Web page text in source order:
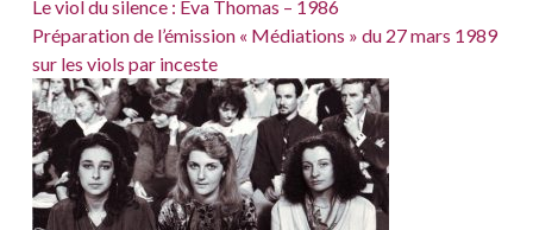
Le viol du silence : Eva Thomas – 1986
Préparation de l’émission « Médiations » du 27 mars 1989
sur les viols par inceste